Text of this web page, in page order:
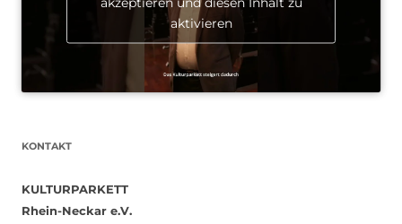
aktivieren
KONTAKT
KULTURPARKETT
Rhein-Neckar e.V.